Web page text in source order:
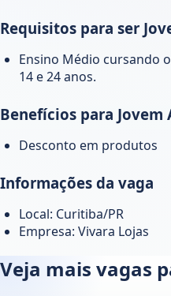
Requisitos para ser
Ensino Médio cursando
14 e 24 anos.
Benefícios para Jovem
Desconto em produtos
Informações da vaga
Local: Curitiba/PR
Empresa: Vivara Lojas
Veja mais vagas